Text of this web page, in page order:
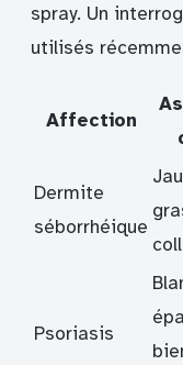
spray. Un
utilisés
Affection
Dermite
séborrhéique
Psoriasis